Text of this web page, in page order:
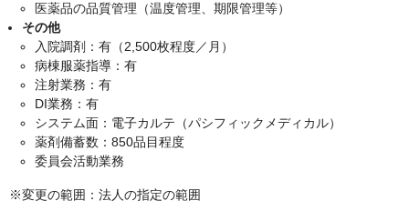
医薬品の品質管理（温度管理、期限管理等）
その他
入院調剤：有（2,500枚程度／月）
病棟服薬指導：有
注射業務：有
DI業務：有
システム面：電子カルテ（パシフィックメディカル）
薬剤備蓄数：850品目程度
委員会活動業務
※変更の範囲：法人の指定の範囲